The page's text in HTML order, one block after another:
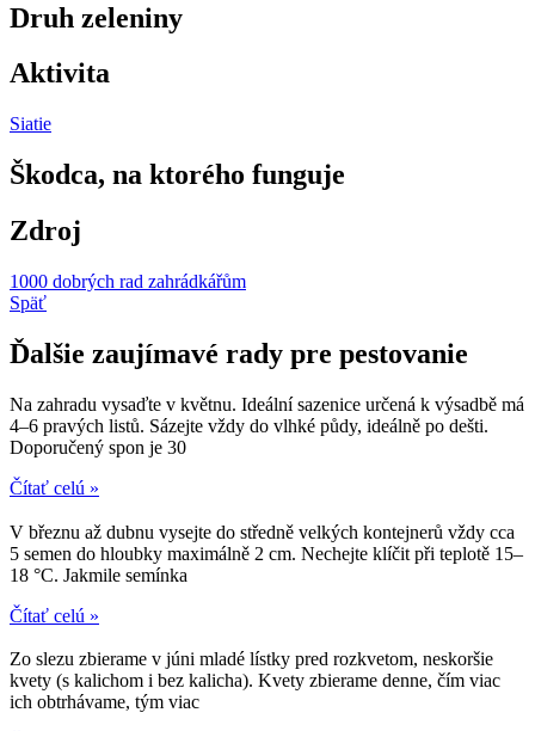
Druh zeleniny
Aktivita
Siatie
Škodca, na ktorého funguje
Zdroj
1000 dobrých rad zahrádkářům
Späť
Ďalšie zaujímavé rady pre pestovanie
Na zahradu vysaďte v květnu. Ideální sazenice určená k výsadbě má
4–6 pravých listů. Sázejte vždy do vlhké půdy, ideálně po dešti.
Doporučený spon je 30
Čítať celú »
V březnu až dubnu vysejte do středně velkých kontejnerů vždy cca
5 semen do hloubky maximálně 2 cm. Nechejte klíčit při teplotě 15–
18 °C. Jakmile semínka
Čítať celú »
Zo slezu zbierame v júni mladé lístky pred rozkvetom, neskoršie
kvety (s kalichom i bez kalicha). Kvety zbierame denne, čím viac
ich obtrhávame, tým viac